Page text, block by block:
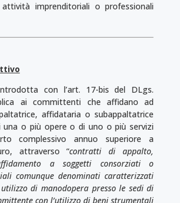
attività imprenditoriali o professionali
con l’art. 17-bis del DLgs.
ai committenti che affidano ad
affidataria o subappaltatrice
una o più opere o di uno o più servizi
complessivo annuo superiore a
attraverso “contratti di appalto,
a soggetti consorziati o
comunque denominati caratterizzati
di manodopera presso le sedi di
con l’utilizzo di beni strumentali